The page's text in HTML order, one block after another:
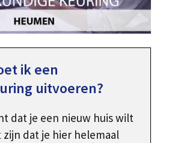
ik een
uitvoeren?
dat je een nieuw huis wilt
dat je hier helemaal